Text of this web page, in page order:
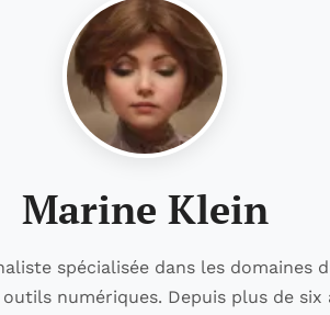
Marine Klein
spécialisée dans les domaines
numériques. Depuis plus de six